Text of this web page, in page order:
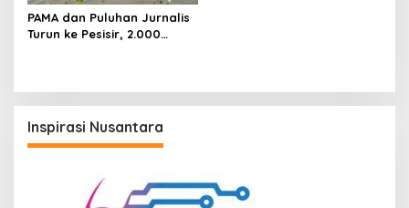
PAMA dan Puluhan Jurnalis
Turun ke Pesisir, 2.000
Inspirasi Nusantara